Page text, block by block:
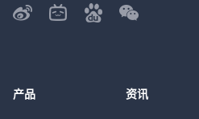
产品 资讯